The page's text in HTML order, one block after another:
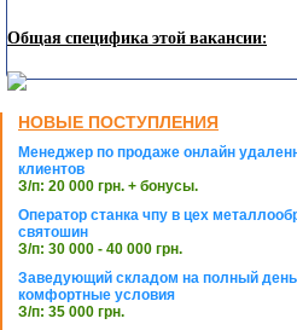
Общая специфика этой вакансии:
НОВЫЕ ПОСТУПЛЕНИЯ
Менеджер по продаже онлайн
клиентов
З/п: 20 000 грн. + бонусы.
Оператор станка чпу в цех
святошин
З/п: 30 000 - 40 000 грн.
Заведующий складом на полный
комфортные условия
З/п: 35 000 грн.